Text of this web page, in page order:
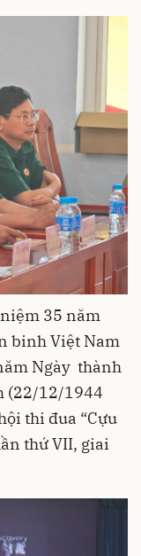
35 năm
binh Việt Nam
Ngày thành
(22/12/1944
thi đua “Cựu
thứ VII, giai